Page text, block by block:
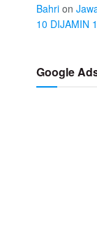
Bahri on
10 DIJAMIN
Google